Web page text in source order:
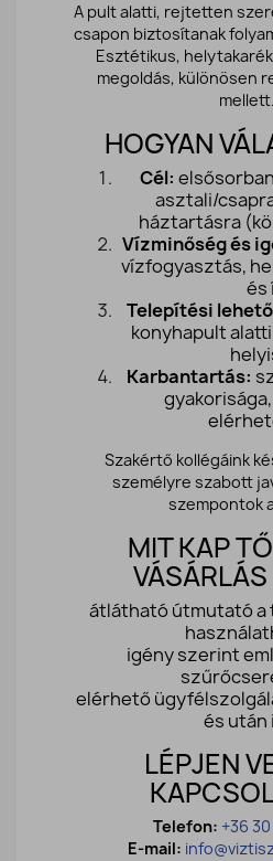
A pult alatti, rejtetten
csapon biztosítanak
Esztétikus,
megoldás, különösen
mellett.
HOGYAN
Cél:
asztali/
háztartásra
Vízminőség és
vízfogyasztás,
és
Telepítési
konyhapult
Karbantartás:
Szakértő kollégáink
személyre szabott
szempontok
MIT KAP
átlátható útmutató a
igény szerint
elérhető
és után
LÉPJEN
Telefon: +36
E-mail: